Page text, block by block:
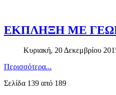
ΕΚΠΛΗΞΗ ΜΕ
Κυριακή, 20 Δεκεμβρίου
Περισσότερα...
Σελίδα 139 από 189